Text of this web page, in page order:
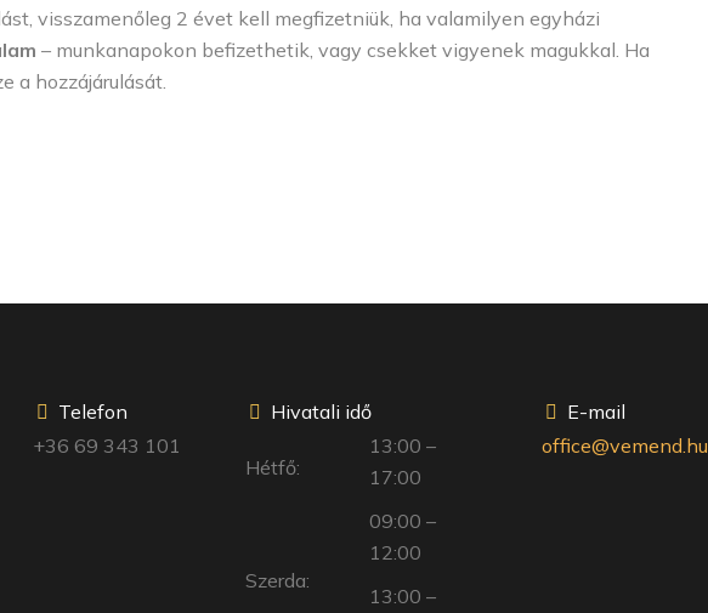
visszamenőleg 2 évet kell megfizetniük, ha valamilyen egyházi
– munkanapokon befizethetik, vagy csekket vigyenek magukkal. Ha
a hozzájárulását.
Telefon
+36 69 343 101
Hivatali idő
Hétfő:
13:00 –
17:00
Szerda:
09:00 –
12:00
13:00 –
E-mail
office@vemend.hu